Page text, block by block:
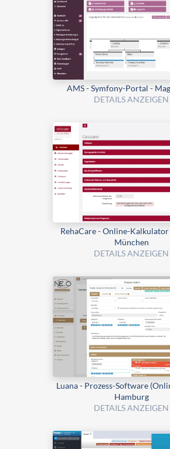
AMS - Symfony-Portal -
DETAILS ANZEIGEN
RehaCare - Online-
München
DETAILS ANZEIGEN
Luana - Prozess-Software
Hamburg
DETAILS ANZEIGEN